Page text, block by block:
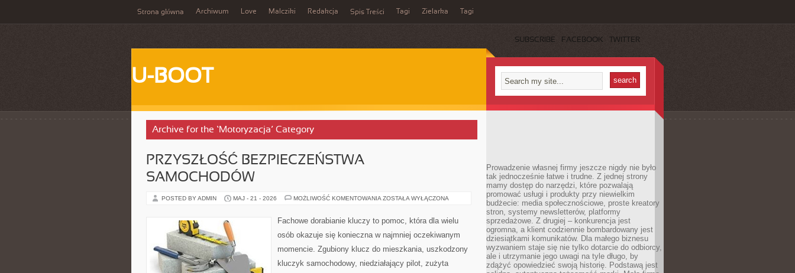
Strona główna Archiwum Love Malcziki Redakcja Spis Treści Tagi Zielarka Tagi
SUBSCRIBE FACEBOOK TWITTER
U-BOOT
Archive for the ‘Motoryzacja’ Category
PRZYSZŁOŚĆ BEZPIECZEŃSTWA
SAMOCHODÓW
POSTED BY ADMIN MAJ - 21 - 2026 MOŻLIWOŚĆ KOMENTOWANIA PRZYSZŁOŚĆ
ZOSTAŁA WYŁĄCZONA
Fachowe dorabianie kluczy to pomoc, która dla wielu
osób okazuje się konieczna w najmniej oczekiwanym
momencie. Zgubiony klucz do mieszkania, uszkodzony
kluczyk samochodowy, niedziałający pilot, zużyta
Prowadzenie własnej firmy jeszcze nigdy nie było
tak jednocześnie łatwe i trudne. Z jednej strony
mamy dostęp do narzędzi, które pozwalają
promować usługi i produkty przy niewielkim
budżecie: media społecznościowe, proste kreatory
stron, systemy newsletterów, platformy
sprzedażowe. Z drugiej – konkurencja jest
ogromna, a klient codziennie bombardowany jest
dziesiątkami komunikatów. Dla małego biznesu
wyzwaniem staje się nie tylko dotarcie do odbiorcy,
ale i utrzymanie jego uwagi na tyle długo, by
zdążyć opowiedzieć swoją historię. Podstawą jest